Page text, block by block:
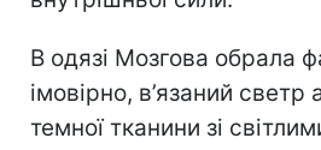
В одязі Мозгова обрала
імовірно, в’язаний светр
темної тканини зі